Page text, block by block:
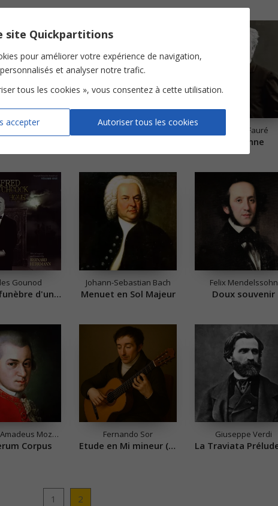
Telemann Gabriel Fauré
Sicilienne
Gounod
Marche funèbre d'une marionnette
Johann-Sebastian Bach
Menuet en Sol Majeur
Felix Mendelssohn
Doux souvenir
Wolfgang Amadeus Mozart
Corpus
Fernando Sor
Etude en Mi mineur (Op 6 n°11)
Giuseppe Verdi
1 2
site Quickpartitions
pour améliorer votre expérience de navigation,
et analyser notre trafic.
tous les cookies », vous consentez à cette utilisation.
accepter Autoriser tous les cookies